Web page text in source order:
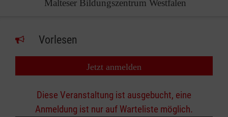
Malteser Bildungszentrum Westfalen
Vorlesen
Jetzt anmelden
Diese Veranstaltung ist ausgebucht, eine
Anmeldung ist nur auf Warteliste möglich.